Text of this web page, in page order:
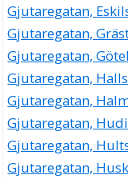
Gjutaregatan,
Gjutaregatan,
Gjutaregatan,
Gjutaregatan,
Gjutaregatan,
Gjutaregatan,
Gjutaregatan,
Gjutaregatan,